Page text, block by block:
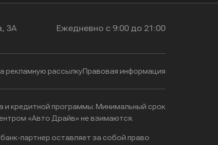
3А Ежедневно с 9:00 до 21:00
рекламную рассылкуПравовая информация
и кредитной программы. Минимальный срок
«Авто Драйв» не взимаются.
партнер оставляет за собой право